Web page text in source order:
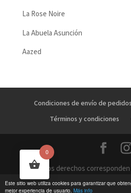
Este sitio web utiliza cookies para garantizar que
mejor experiencia de usuario. Más info
La Rose Noire
La Abuela Asunción
Aazed
Condiciones de envío de pedidos
Términos y condiciones
Todos los derechos corresponden
OE - 2019
0